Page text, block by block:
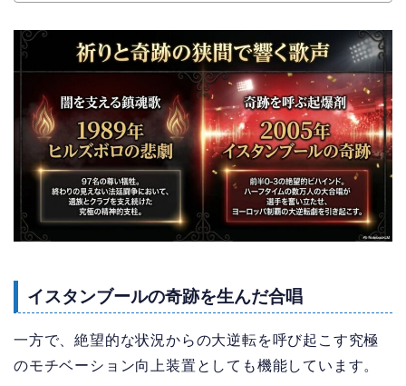
イスタンブールの奇跡を生んだ合唱
一方で、絶望的な状況からの大逆転を呼び起こす究極
のモチベーション向上装置としても機能しています。